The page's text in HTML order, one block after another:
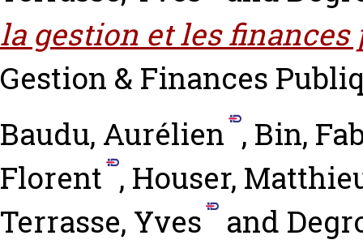
la gestion et les finances
Gestion & Finances
Baudu, Aurélien , Bin,
Florent , Houser,
Terrasse, Yves
and